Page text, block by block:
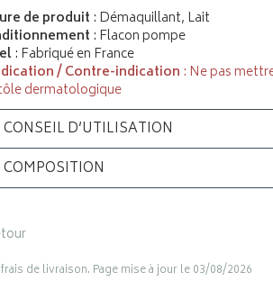
de produit : Démaquillant, Lait
: Flacon pompe
: Fabriqué en France
/ Contre-indication : Ne pas
dermatologique
CONSEIL D’UTILISATION
COMPOSITION
de livraison. Page mise à jour le 03/08/2026